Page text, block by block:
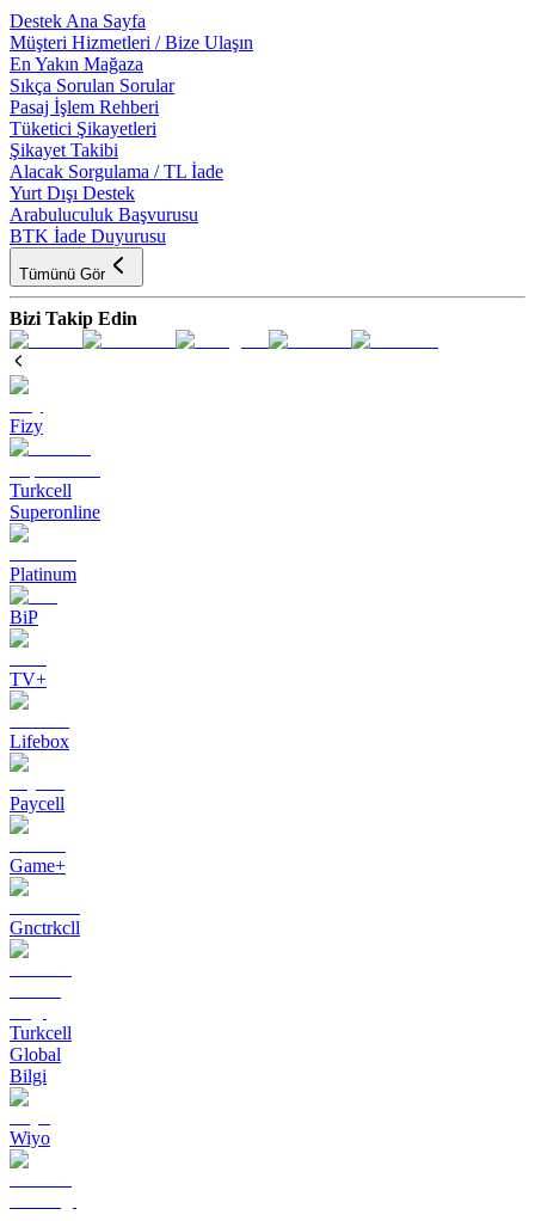
Destek Ana Sayfa
Müşteri Hizmetleri / Bize Ulaşın
En Yakın Mağaza
Sıkça Sorulan Sorular
Pasaj İşlem Rehberi
Tüketici Şikayetleri
Şikayet Takibi
Alacak Sorgulama / TL İade
Yurt Dışı Destek
Arabuluculuk Başvurusu
BTK İade Duyurusu
Tümünü Gör
Bizi Takip Edin
Fizy
Turkcell
Superonline
Platinum
BiP
TV+
Lifebox
Paycell
Game+
Gnctrkcll
Turkcell
Global
Bilgi
Wiyo